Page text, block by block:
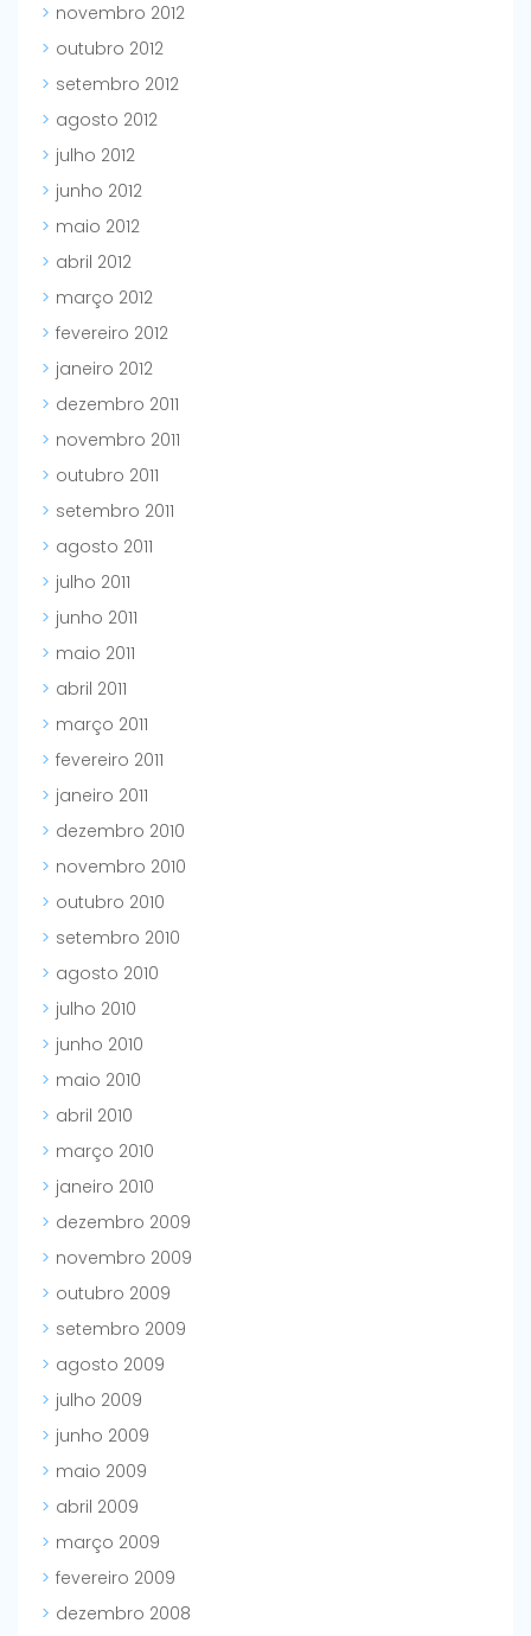
novembro 2012
outubro 2012
setembro 2012
agosto 2012
julho 2012
junho 2012
maio 2012
abril 2012
março 2012
fevereiro 2012
janeiro 2012
dezembro 2011
novembro 2011
outubro 2011
setembro 2011
agosto 2011
julho 2011
junho 2011
maio 2011
abril 2011
março 2011
fevereiro 2011
janeiro 2011
dezembro 2010
novembro 2010
outubro 2010
setembro 2010
agosto 2010
julho 2010
junho 2010
maio 2010
abril 2010
março 2010
janeiro 2010
dezembro 2009
novembro 2009
outubro 2009
setembro 2009
agosto 2009
julho 2009
junho 2009
maio 2009
abril 2009
março 2009
fevereiro 2009
dezembro 2008